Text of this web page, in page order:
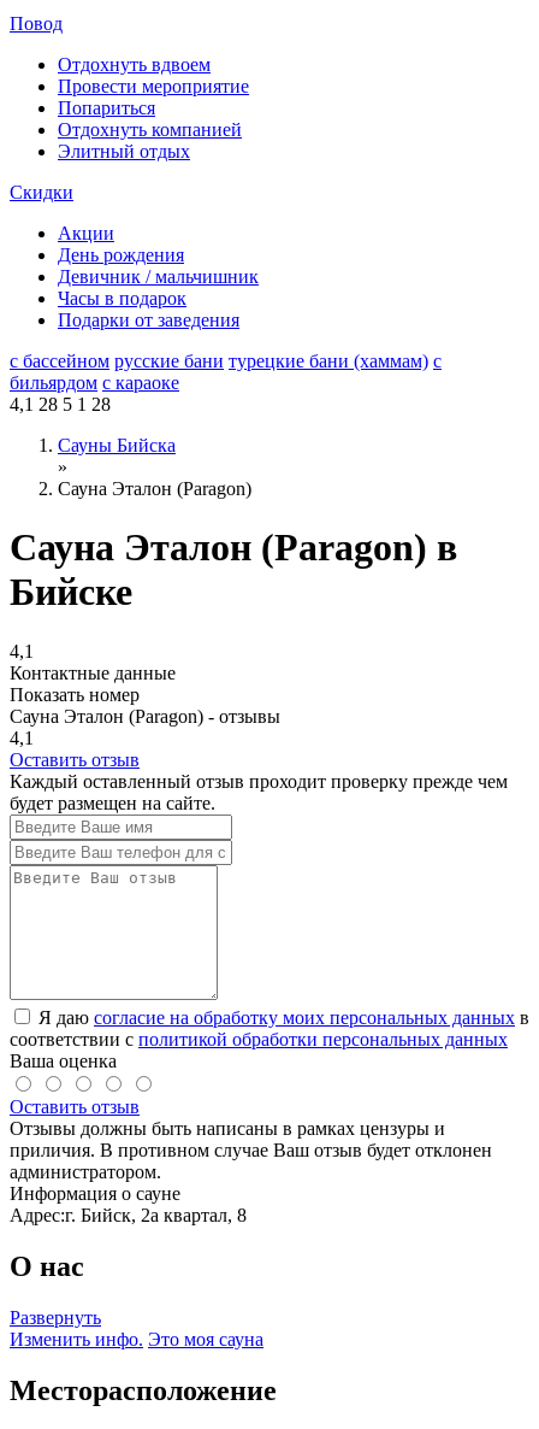
Повод
Отдохнуть вдвоем
Провести мероприятие
Попариться
Отдохнуть компанией
Элитный отдых
Скидки
Акции
День рождения
Девичник / мальчишник
Часы в подарок
Подарки от заведения
с бассейном русские бани турецкие бани (хаммам) с
бильярдом с караоке
4,1 28 5 1 28
Сауны Бийска
»
Сауна Эталон (Paragon)
Сауна Эталон (Paragon) в
Бийске
4,1
Контактные данные
Показать номер
Сауна Эталон (Paragon) - отзывы
4,1
Оставить отзыв
Каждый оставленный отзыв проходит проверку прежде чем
будет размещен на сайте.
Я даю согласие на обработку моих персональных данных в
соответствии с политикой обработки персональных данных
Ваша оценка
Оставить отзыв
Отзывы должны быть написаны в рамках цензуры и
приличия. В противном случае Ваш отзыв будет отклонен
администратором.
Информация о сауне
Адрес:г. Бийск, 2а квартал, 8
О нас
Развернуть
Изменить инфо. Это моя сауна
Месторасположение